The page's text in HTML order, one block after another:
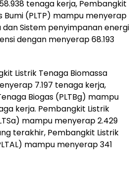
tenaga kerja, Pembangkit
Bumi (PLTP) mampu menyerap
Sistem penyimpanan energi
dengan menyerap 68.193
Listrik Tenaga Biomassa
7.197 tenaga kerja,
Biogas (PLTBg) mampu
kerja. Pembangkit Listrik
mampu menyerap 2.429
terakhir, Pembangkit Listrik
mampu menyerap 341